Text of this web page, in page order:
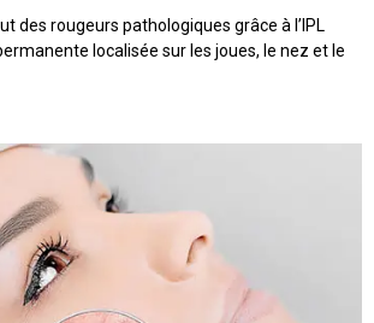
des rougeurs pathologiques grâce à l’IPL
localisée sur les joues, le nez et le